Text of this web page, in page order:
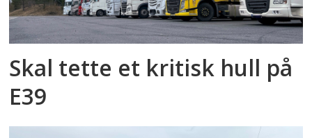
Skal tette et kritisk hull på
E39